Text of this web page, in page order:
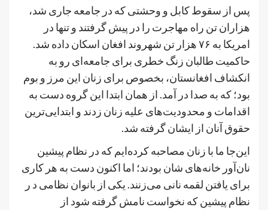
پس از سقوط کابل و وحشتی که در جامعه جاری شد،
هزاران تن راه مهاجرت را در پیش گرفتند و تنها در
امریکا به ۷۶ هزار تن شهروند افغان اسکان داده شد.
حاکمیت طالبان زنگ خطری برای جامعه‌ای رو به
انکشاف افغانستان، بخصوص برای زنان این مرز و بوم
بود؛ که به صدا در آمد. از همان ابتدا این گروه دست به
اقدامات و محدودیت‌های علیه زنان زدند و ابتدایی‌ترین
حقوق آنان از ایشان گرفته شد.
این‌جا ما با زنان مصاحبه کرده‌ایم که در نظام پیشین
نان‌آور خانه‌های شان بودند؛ اما اکنون دست به هر کاری
برای یافتن لقمه نانی می‌زنند. یکی از بانوان نظامی د ر
نظام پیشین که نخواست نامش گرفته شود از